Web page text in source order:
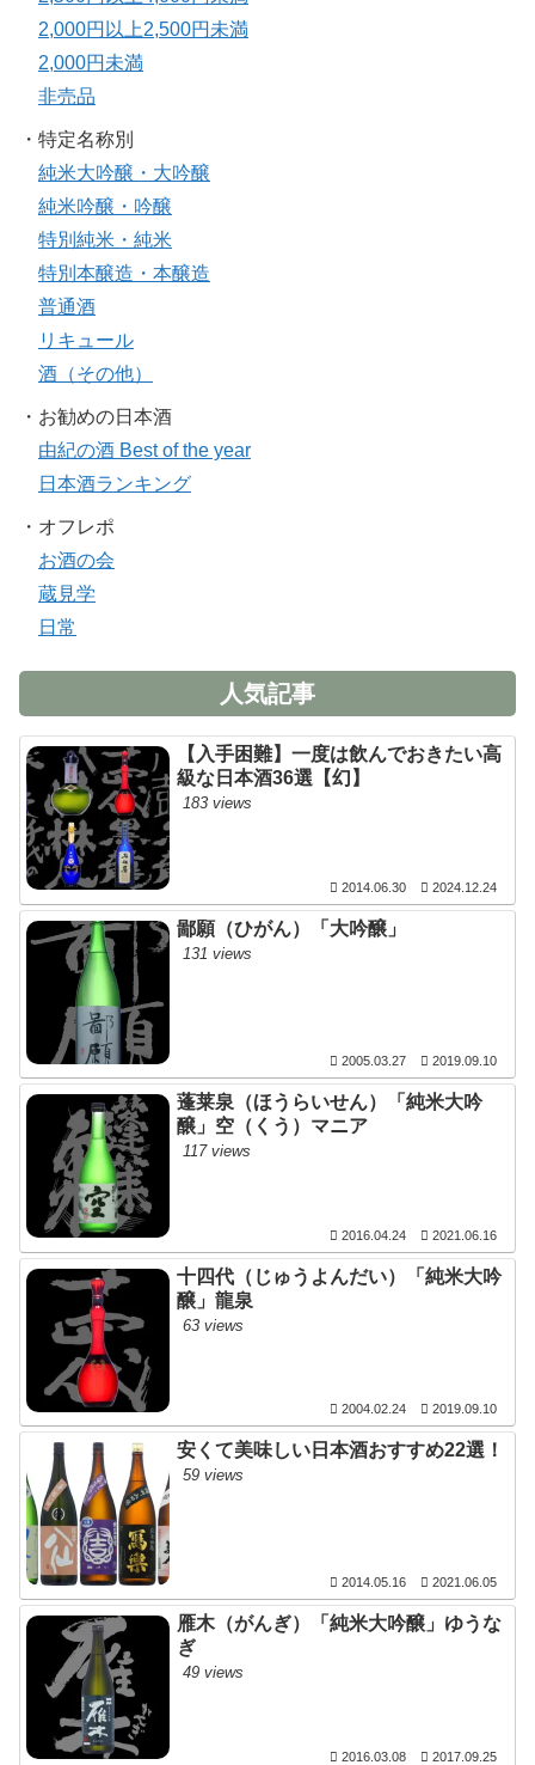
2,000円以上2,500円未満
2,000円未満
非売品
・特定名称別
純米大吟醸・大吟醸
純米吟醸・吟醸
特別純米・純米
特別本醸造・本醸造
普通酒
リキュール
酒（その他）
・お勧めの日本酒
由紀の酒 Best of the year
日本酒ランキング
・オフレポ
お酒の会
蔵見学
日常
人気記事
【入手困難】一度は飲んでおきたい高
級な日本酒36選【幻】
183 views
2014.06.30 2024.12.24
鄙願（ひがん）「大吟醸」
131 views
2005.03.27 2019.09.10
蓬莱泉（ほうらいせん）「純米大吟
醸」空（くう）マニア
117 views
2016.04.24 2021.06.16
十四代（じゅうよんだい）「純米大吟
醸」龍泉
63 views
2004.02.24 2019.09.10
安くて美味しい日本酒おすすめ22選！
59 views
2014.05.16 2021.06.05
雁木（がんぎ）「純米大吟醸」ゆうな
ぎ
49 views
2016.03.08 2017.09.25